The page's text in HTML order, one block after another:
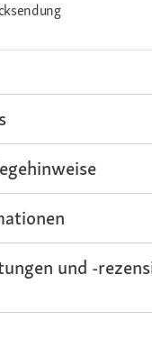
und -